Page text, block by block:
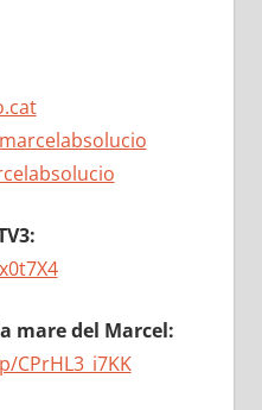
mare del Marcel: